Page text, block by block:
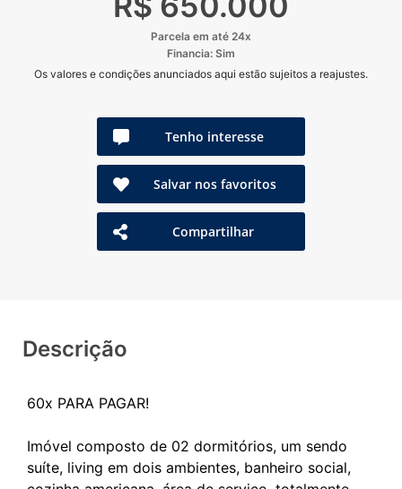
Parcela em até 24x
Financia: Sim
Os valores e condições anunciados aqui estão sujeitos a reajustes.
Tenho interesse
Salvar nos favoritos
Compartilhar
Descrição
60x PARA PAGAR!
Imóvel composto de 02 dormitórios, um sendo
suíte, living em dois ambientes, banheiro social,